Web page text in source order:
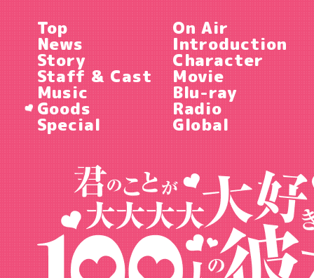
Top On Air
News Introduction
Story Character
Staff & Cast Movie
Music Blu-ray
Goods Radio
Special Global